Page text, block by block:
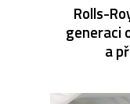
Rolls-
generaci
a